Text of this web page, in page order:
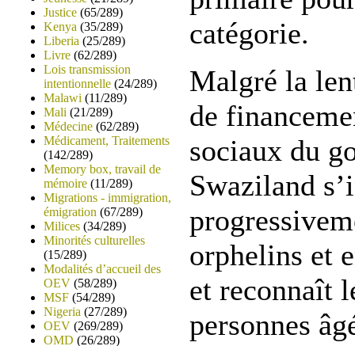
Justice (65/289)
Kenya (35/289)
Liberia (25/289)
Livre (62/289)
Lois transmission
intentionnelle (24/289)
Malawi (11/289)
Mali (21/289)
Médecine (62/289)
Médicament, Traitements
(142/289)
Memory box, travail de
mémoire (11/289)
Migrations - immigration,
émigration (67/289)
Milices (34/289)
Minorités culturelles
(15/289)
Modalités d’accueil des
OEV (58/289)
MSF (54/289)
Nigeria (27/289)
OEV (269/289)
OMD (26/289)
catégorie.
Malgré la
de
sociaux du
Swaziland
orphelins et
et reconnaît
personnes